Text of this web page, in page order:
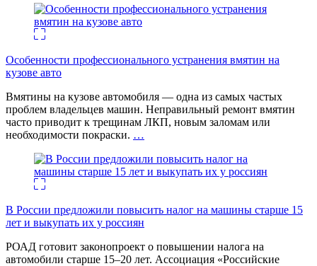
Особенности профессионального устранения вмятин на
кузове авто
Вмятины на кузове автомобиля — одна из самых частых
проблем владельцев машин. Неправильный ремонт вмятин
часто приводит к трещинам ЛКП, новым заломам или
необходимости покраски. …
В России предложили повысить налог на машины старше 15
лет и выкупать их у россиян
РОАД готовит законопроект о повышении налога на
автомобили старше 15–20 лет. Ассоциация «Российские